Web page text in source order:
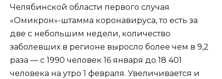
Челябинской области первого случая
«Омикрон»-штамма коронавируса, то есть за
две с небольшим недели, количество
заболевших в регионе выросло более чем в 9,2
раза — с 1990 человек 16 января до 18 401
человека на утро 1 февраля. Увеличивается и